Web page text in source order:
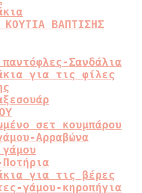
ΚΟΥΤΙΑ ΒΑΠΤΙΣΗΣ
Σανδάλια
για τις φίλες
σετ κουμπάρου
Αρραβώνα
για τις βέρες
γάμου-κηροπήγια